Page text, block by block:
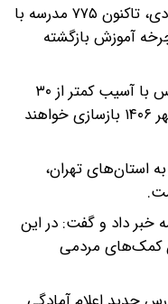
وی ادامه داد: با تشکیل ۱۵۰ گروه جهادی، تاکنون ۷۷۵ مدرسه با
آموزش بازگشته
وزیر آموزش‌وپرورش تصریح کرد: مدارس با آسیب کمتر از ۳۰
درصد تا مهر ۱۴۰۵ و سایر مدارس تا مهر ۱۴۰۶ بازسازی خواهند
استان‌های تهران،
خبر داد و گفت: در این
تومان کمک‌های مردمی